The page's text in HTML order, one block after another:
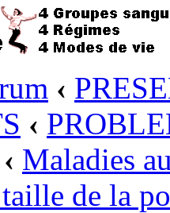
‹
‹
‹ Maladies
de la